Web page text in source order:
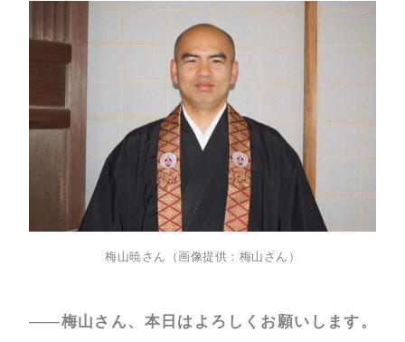
梅山暁さん（画像提供：梅山さん）
――梅山さん、本日はよろしくお願いします。